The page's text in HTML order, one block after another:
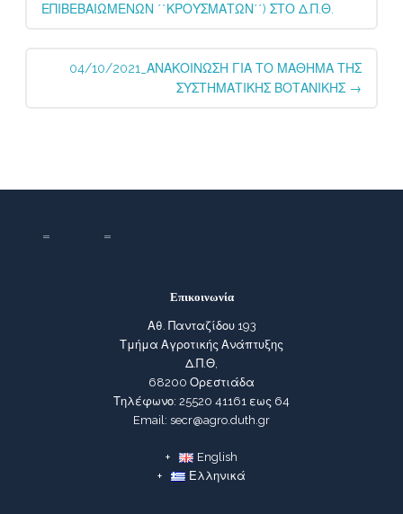
ΕΠΙΒΕΒΑΙΩΜΕΝΩΝ ΄΄ΚΡΟΥΣΜΑΤΩΝ΄΄) ΣΤΟ Δ.Π.Θ.
04/10/2021_ΑΝΑΚΟΙΝΩΣΗ ΓΙΑ ΤΟ ΜΑΘΗΜΑ ΤΗΣ
ΣΥΣΤΗΜΑΤΙΚΗΣ ΒΟΤΑΝΙΚΗΣ →
Επικοινωνία
Αθ. Πανταζίδου 193
Τμήμα Αγροτικής Ανάπτυξης
Δ.Π.Θ,
68200 Ορεστιάδα
Τηλέφωνο: 25520 41161 εως 64
Email: secr@agro.duth.gr
English
Ελληνικά